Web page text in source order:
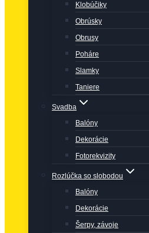
Klobúčiky
Obrúsky
Obrusy
Poháre
Slamky
Taniere
Svadba
Balóny
Dekorácie
Fotorekvizity
Rozlúčka so slobodou
Balóny
Dekorácie
Šerpy, závoje